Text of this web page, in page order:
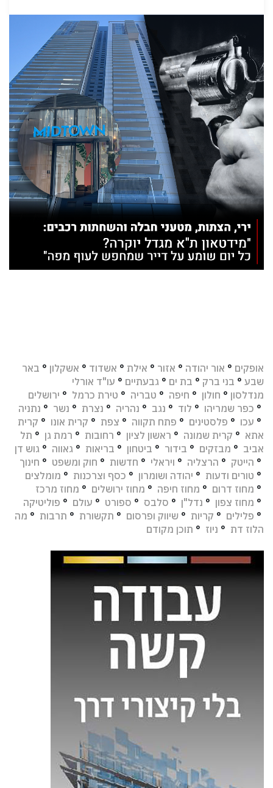
אופקים ° אור יהודה ° אזור ° אילת ° אשדוד ° אשקלון ° באר
שבע ° בני ברק ° בת ים ° גבעתיים ° עו"ד אורלי
מנדלסון ° חולון ° חיפה ° טבריה ° טירת כרמל ° ירושלים
° כפר שמריהו ° לוד ° נגב ° נהריה ° נצרת ° נשר ° נתניה
° עכו ° פלסטינים ° פתח תקווה ° צפת ° קרית אונו ° קרית
אתא ° קרית שמונה ° ראשון לציון ° רחובות ° רמת גן ° תל
אביב ° מבזקים ° בידור ° ביטחון ° בריאות ° גאווה ° גוש דן
° הייטק ° הרצליה ° ויראלי ° חדשות ° חוק ומשפט ° חינוך
° טורים ודעות ° יהודה ושומרון ° כסף וצרכנות ° מומלצים
° מחוז דרום ° מחוז חיפה ° מחוז ירושלים ° מחוז מרכז
° מחוז צפון ° נדל"ן ° סלבס ° ספורט ° עולם ° פוליטיקה
° פלילים ° קריות ° שיווק ופרסום ° תקשורת ° תרבות ° מה
הלוז דת ° ניוז ° תוכן מקודם